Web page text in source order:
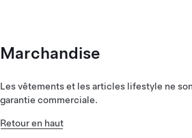
Marchandise
Les vêtements et les articles lifestyle ne
garantie commerciale.
Retour en haut